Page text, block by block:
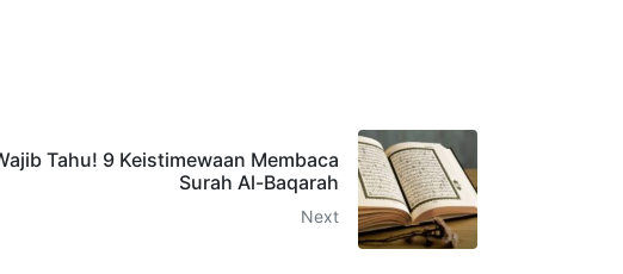
Tahu! 9 Keistimewaan Membaca
Surah Al-Baqarah
Next